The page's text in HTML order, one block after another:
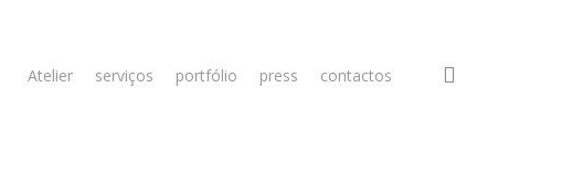
Atelier serviços portfólio press contactos